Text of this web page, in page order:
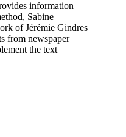
information
Sabine
of Jérémie Gindres
from newspaper
the text